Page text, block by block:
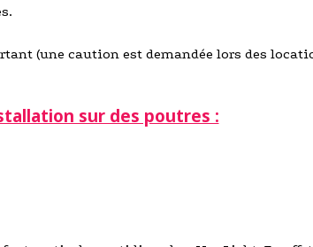
(une caution est demandée lors des
sur des poutres :